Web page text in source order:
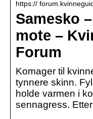
https://
Samesko
mote –
Forum
Komager til
tynnere skinn.
holde varmen i
sennagress.